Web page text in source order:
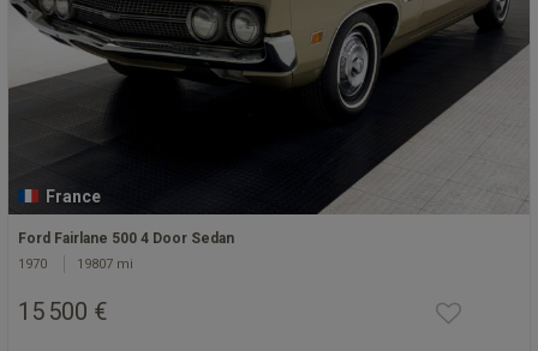
France
Ford Fairlane 500 4 Door Sedan
1970 19807 mi
15 500 €